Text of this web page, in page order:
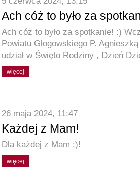
Ach cóż to było za
Ach cóż to było za spotkanie! :)
Powiatu Głogowskiego P.
udział w Święto Rodziny , Dzień
więcej
26 maja 2024, 11:47
Każdej z Mam!
Dla każdej z Mam :)!
więcej